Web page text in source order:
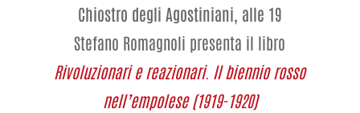
Chiostro degli Agostiniani, alle 19
Stefano Romagnoli presenta il libro
Rivoluzionari e reazionari. Il biennio rosso
nell’empolese (1919-1920)